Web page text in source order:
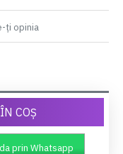
ţi opinia
COŞ
prin Whatsapp